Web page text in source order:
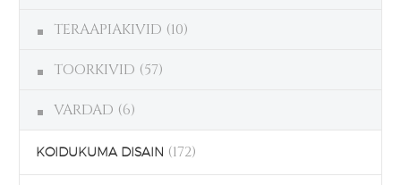
TERAAPIAKIVID (10)
TOORKIVID (57)
VARDAD (6)
KOIDUKUMA DISAIN (172)